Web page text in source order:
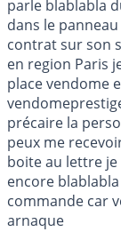
parle blablabla
dans le
contrat sur son
en region Paris
place vendome
précaire la
peux me
boite au lettre je
encore
commande car
arnaque